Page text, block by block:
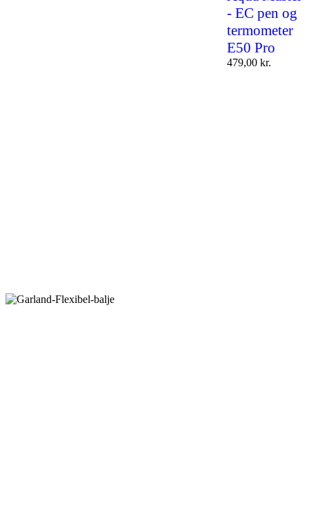
- EC pen og
termometer
E50 Pro
479,00 kr.